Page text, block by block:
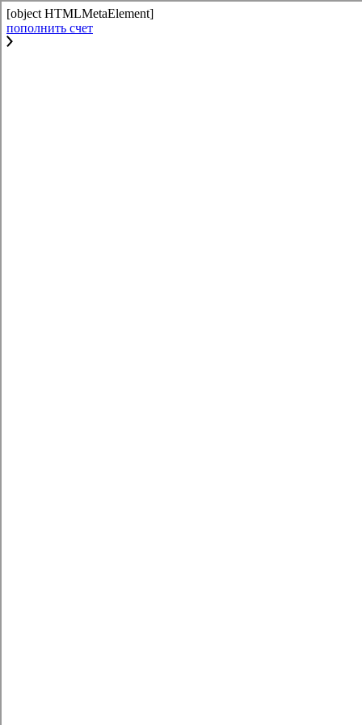
[object HTMLMetaElement]
пополнить счет